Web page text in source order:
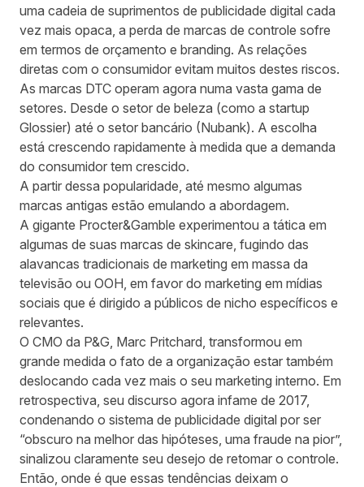
uma cadeia de suprimentos de publicidade digital cada
vez mais opaca, a perda de marcas de controle sofre
em termos de orçamento e branding. As relações
diretas com o consumidor evitam muitos destes riscos.
As marcas DTC operam agora numa vasta gama de
setores. Desde o setor de beleza (como a startup
Glossier) até o setor bancário (Nubank). A escolha
está crescendo rapidamente à medida que a demanda
do consumidor tem crescido.
A partir dessa popularidade, até mesmo algumas
marcas antigas estão emulando a abordagem.
A gigante Procter&Gamble experimentou a tática em
algumas de suas marcas de skincare, fugindo das
alavancas tradicionais de marketing em massa da
televisão ou OOH, em favor do marketing em mídias
sociais que é dirigido a públicos de nicho específicos e
relevantes.
O CMO da P&G, Marc Pritchard, transformou em
grande medida o fato de a organização estar também
deslocando cada vez mais o seu marketing interno. Em
retrospectiva, seu discurso agora infame de 2017,
condenando o sistema de publicidade digital por ser
“obscuro na melhor das hipóteses, uma fraude na pior”,
sinalizou claramente seu desejo de retomar o controle.
Então, onde é que essas tendências deixam o